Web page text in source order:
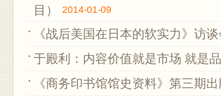
目） 2014-01-09
《战后美国在日本的软实力》访
于殿利：内容价值就是市场 就是
《商务印书馆馆史资料》第三期